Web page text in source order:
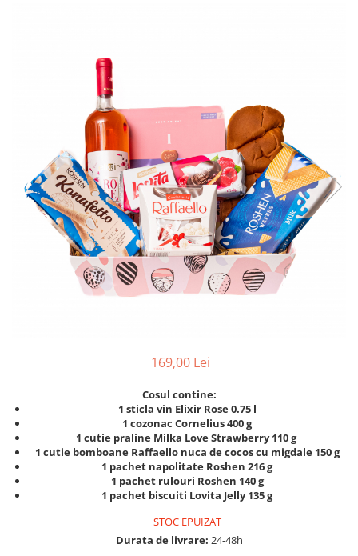
Solutii desfundat tevi
169,00 Lei
Cosul contine:
1 sticla vin Elixir Rose 0.75 l
1 cozonac Cornelius 400 g
1 cutie praline Milka Love Strawberry 110 g
1 cutie bomboane Raffaello nuca de cocos cu migdale 150 g
1 pachet napolitate Roshen 216 g
1 pachet rulouri Roshen 140 g
1 pachet biscuiti Lovita Jelly 135 g
STOC EPUIZAT
Durata de livrare: 24-48h